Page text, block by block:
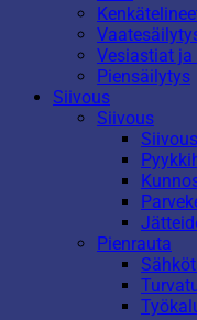
Vesiastiat
Piensäilytys
Siivous
Siivous
Pienrauta